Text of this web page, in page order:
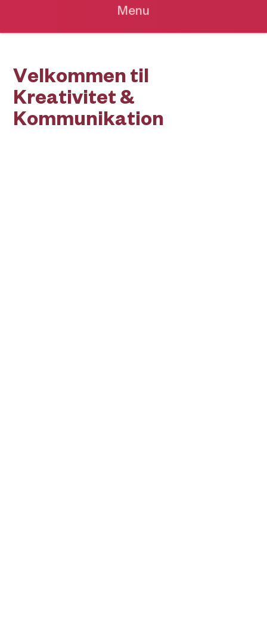
Velkommen til
Kreativitet &
Kommunikation
Menu